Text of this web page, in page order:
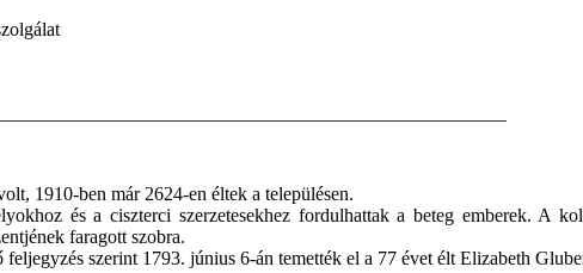
1910-ben már 2624‑en éltek a településen.
és a ciszterci szerzetesekhez fordulhattak a beteg emberek. A
faragott szobra.
szerint 1793. június 6‑án temették el a 77 évet élt Elizabeth